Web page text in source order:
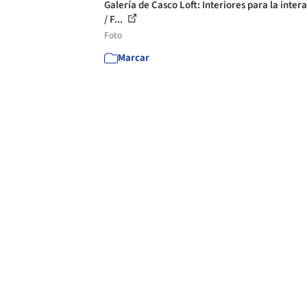
Galería de Casco Loft: Interiores para la
/ F...
Foto
Marcar